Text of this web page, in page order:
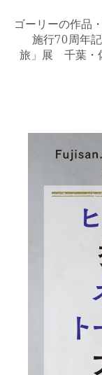
ゴーリーの作品
施行70周年
旅」展 千葉・